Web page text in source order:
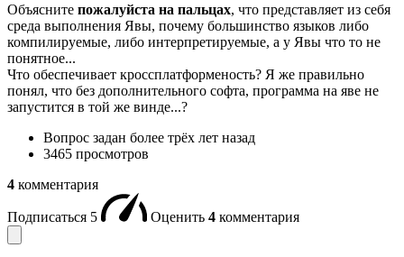
Объясните пожалуйста на пальцах, что представляет из себя
среда выполнения Явы, почему большинство языков либо
компилируемые, либо интерпретируемые, а у Явы что то не
понятное...
Что обеспечивает кроссплатформеность? Я же правильно
понял, что без дополнительного софта, программа на яве не
запустится в той же винде...?
Вопрос задан более трёх лет назад
3465 просмотров
4 комментария
Подписаться 5 Оценить 4 комментария